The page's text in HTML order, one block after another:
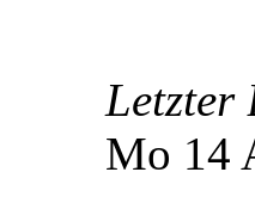
Letzter
Mo 14